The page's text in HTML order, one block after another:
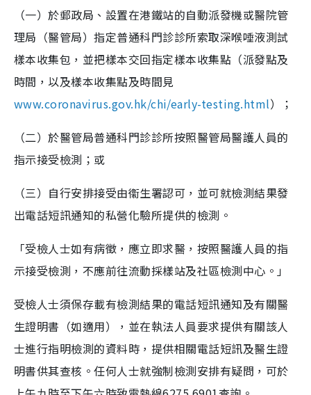
（一）於郵政局、設置在港鐵站的自動派發機或醫院管
理局（醫管局）指定普通科門診診所索取深喉唾液測試
樣本收集包，並把樣本交回指定樣本收集點（派發點及
時間，以及樣本收集點及時間見
www.coronavirus.gov.hk/chi/early-testing.html）；
（二）於醫管局普通科門診診所按照醫管局醫護人員的
指示接受檢測；或
（三）自行安排接受由衞生署認可，並可就檢測結果發
出電話短訊通知的私營化驗所提供的檢測。
「受檢人士如有病徵，應立即求醫，按照醫護人員的指
示接受檢測，不應前往流動採樣站及社區檢測中心。」
受檢人士須保存載有檢測結果的電話短訊通知及有關醫
生證明書（如適用），並在執法人員要求提供有關該人
士進行指明檢測的資料時，提供相關電話短訊及醫生證
明書供其查核。任何人士就強制檢測安排有疑問，可於